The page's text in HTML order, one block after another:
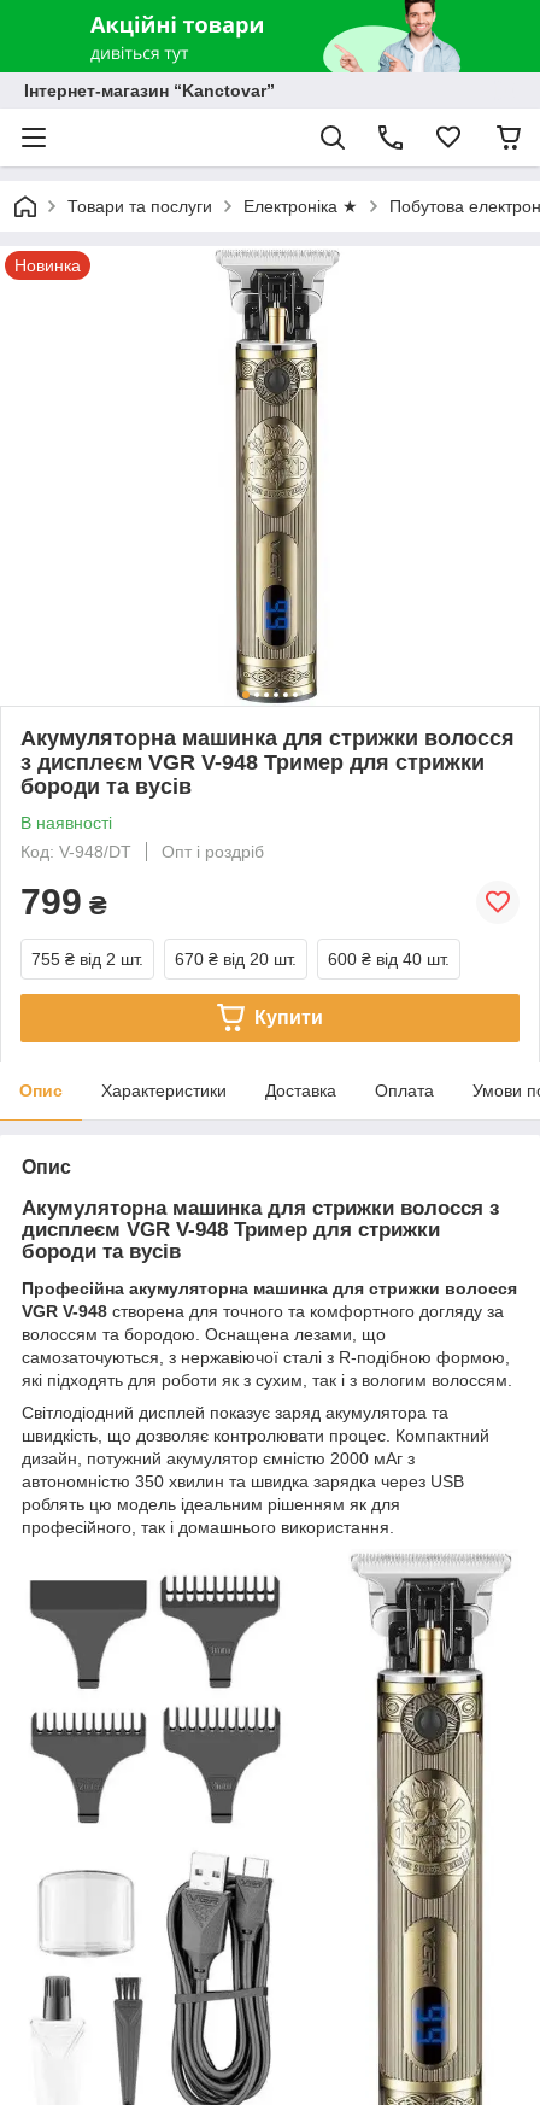
Інтернет-магазин “Kanctovar”
Товари та послуги Електроніка ★ Побутова
Новинка
Акумуляторна машинка для стрижки волосся
з дисплеєм VGR V-948 Тример для стрижки
бороди та вусів
В наявності
Код: V-948/DT
Опт і роздріб
799 ₴
755 ₴ від 2 шт. 670 ₴ від 20 шт. 600 ₴ від 40 шт.
Купити
Опис Характеристики Доставка Оплата Умови
Опис
Акумуляторна машинка для стрижки волосся з
дисплеєм VGR V-948 Тример для стрижки
бороди та вусів
Професійна акумуляторна машинка для стрижки волосся
VGR V-948 створена для точного та комфортного догляду за
волоссям та бородою. Оснащена лезами, що
самозаточуються, з нержавіючої сталі з R-подібною формою,
які підходять для роботи як з сухим, так і з вологим волоссям.
Світлодіодний дисплей показує заряд акумулятора та
швидкість, що дозволяє контролювати процес. Компактний
дизайн, потужний акумулятор ємністю 2000 мАг з
автономністю 350 хвилин та швидка зарядка через USB
роблять цю модель ідеальним рішенням як для
професійного, так і домашнього використання.